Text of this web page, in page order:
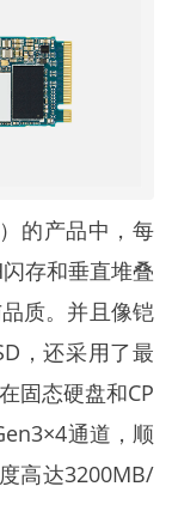
的产品中，每
闪存和垂直堆叠
质。并且像铠
，还采用了最
固态硬盘和CP
通道，顺
高达3200MB/